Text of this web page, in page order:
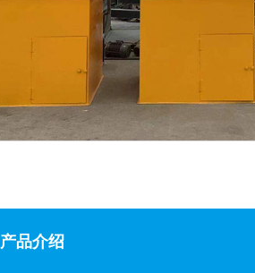
产品介绍